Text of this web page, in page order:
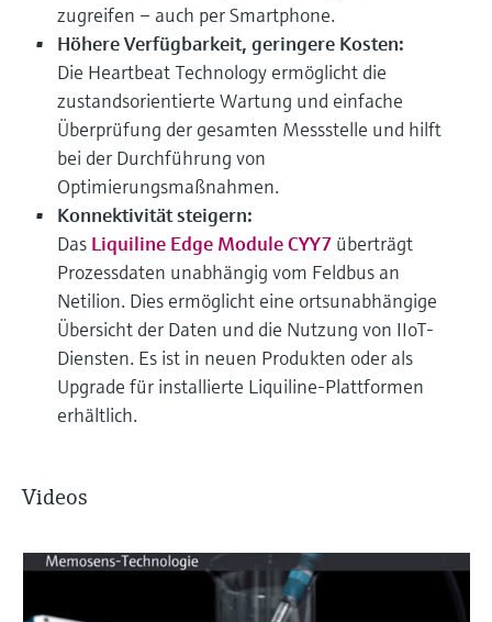
zugreifen – auch per Smartphone.
Höhere Verfügbarkeit, geringere Kosten:
Die Heartbeat Technology ermöglicht die
zustandsorientierte Wartung und einfache
Überprüfung der gesamten Messstelle und hilft
bei der Durchführung von
Optimierungsmaßnahmen.
Konnektivität steigern:
Das Liquiline Edge Module CYY7 überträgt
Prozessdaten unabhängig vom Feldbus an
Netilion. Dies ermöglicht eine ortsunabhängige
Übersicht der Daten und die Nutzung von IIoT-
Diensten. Es ist in neuen Produkten oder als
Upgrade für installierte Liquiline-Plattformen
erhältlich.
Videos